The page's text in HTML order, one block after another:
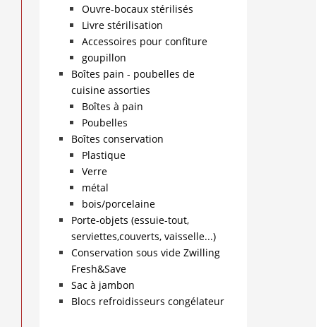
Ouvre-bocaux stérilisés
Livre stérilisation
Accessoires pour confiture
goupillon
Boîtes pain - poubelles de
cuisine assorties
Boîtes à pain
Poubelles
Boîtes conservation
Plastique
Verre
métal
bois/porcelaine
Porte-objets (essuie-tout,
serviettes,couverts, vaisselle...)
Conservation sous vide Zwilling
Fresh&Save
Sac à jambon
Blocs refroidisseurs congélateur